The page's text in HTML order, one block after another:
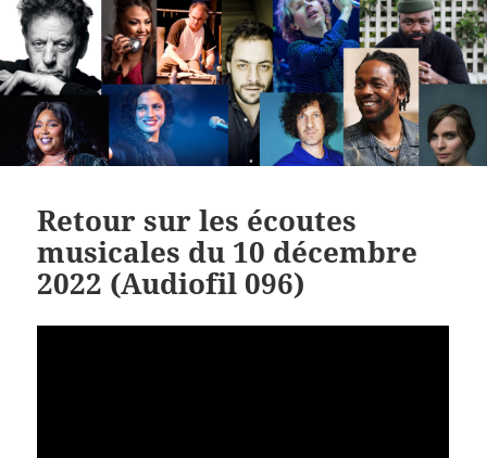
Retour sur les écoutes
musicales du 10 décembre
2022 (Audiofil 096)